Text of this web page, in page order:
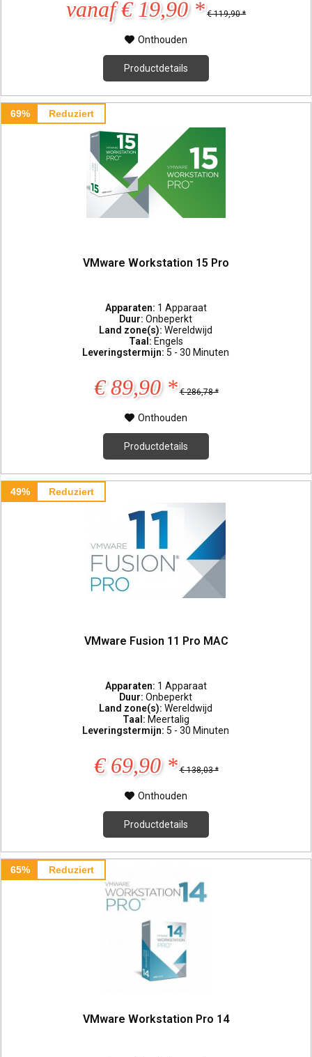
vanaf € 19,90 * € 119,90 *
Onthouden
Productdetails
69% Reduziert
VMware Workstation 15 Pro
Apparaten: 1 Apparaat
Duur:Onbeperkt
Land zone(s):Wereldwijd
Taal: Engels
Leveringstermijn: 5 - 30 Minuten
€ 89,90 * € 286,78 *
Onthouden
Productdetails
49% Reduziert
VMware Fusion 11 Pro MAC
Apparaten: 1 Apparaat
Duur:Onbeperkt
Land zone(s):Wereldwijd
Taal: Meertalig
Leveringstermijn: 5 - 30 Minuten
€ 69,90 * € 138,03 *
Onthouden
Productdetails
65% Reduziert
VMware Workstation Pro 14